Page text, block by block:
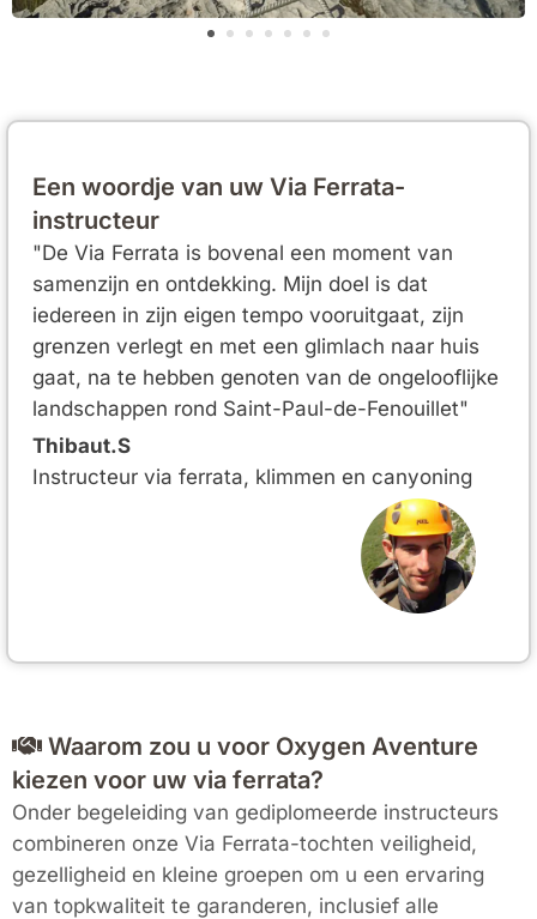
"De Via Ferrata is bovenal een moment van
samenzijn en ontdekking. Mijn doel is dat
iedereen in zijn eigen tempo vooruitgaat, zijn
grenzen verlegt en met een glimlach naar huis
gaat, na te hebben genoten van de ongelooflijke
landschappen rond Saint-Paul-de-Fenouillet"
Thibaut.S
Instructeur via ferrata, klimmen en canyoning
Een woordje van uw Via Ferrata-
instructeur
Waarom zou u voor Oxygen Aventure
kiezen voor uw via ferrata?
Onder begeleiding van gediplomeerde instructeurs
combineren onze Via Ferrata-tochten veiligheid,
gezelligheid en kleine groepen om u een ervaring
van topkwaliteit te garanderen, inclusief alle